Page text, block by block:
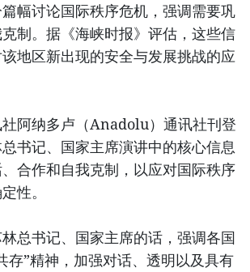
幅讨论国际秩序危机，强调需要巩
制。据《海峡时报》评估，这些信
地区新出现的安全与发展挑战的应
阿纳多卢（Anadolu）通讯社刊登
书记、国家主席演讲中的核心信息
合作和自我克制，以应对国际秩序
性。
总书记、国家主席的话，强调各国
存”精神，加强对话、透明以及具有